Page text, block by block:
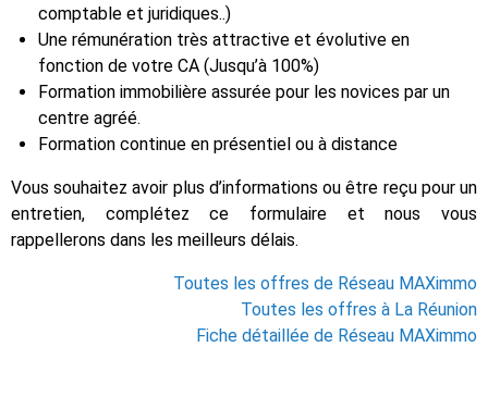
comptable et juridiques..)
Une rémunération très attractive et évolutive en
fonction de votre CA (Jusqu’à 100%)
Formation immobilière assurée pour les novices par un
centre agréé.
Formation continue en présentiel ou à distance
Vous souhaitez avoir plus d’informations ou être reçu pour un
entretien, complétez ce formulaire et nous vous
rappellerons dans les meilleurs délais.
Toutes les offres de Réseau MAXimmo
Toutes les offres à La Réunion
Fiche détaillée de Réseau MAXimmo